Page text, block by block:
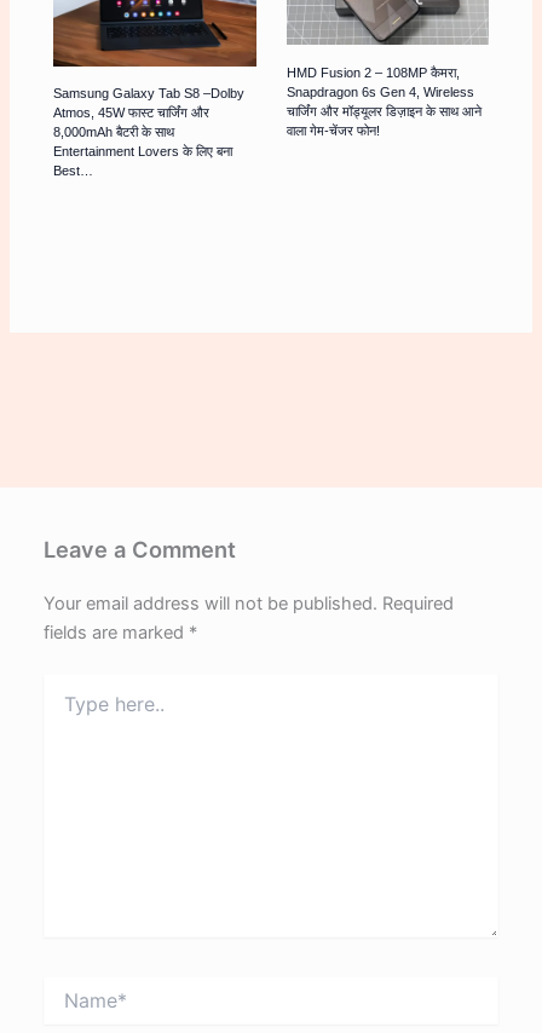
Samsung Galaxy Tab S8 –Dolby
Atmos, 45W फास्ट चार्जिंग और
8,000mAh बैटरी के साथ
Entertainment Lovers के लिए बना
Best…
HMD Fusion 2 – 108MP कैमरा,
Snapdragon 6s Gen 4, Wireless
चार्जिंग और मॉड्यूलर डिज़ाइन के साथ आने
वाला गेम-चेंजर फोन!
Leave a Comment
Your email address will not be published. Required
fields are marked *
here..